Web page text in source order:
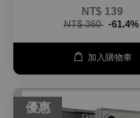
NT$ 139
NT$ 360 -61.4%
加入購物車
優惠